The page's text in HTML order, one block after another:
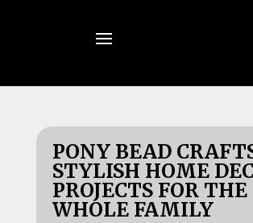
PONY BEAD
STYLISH HOME
PROJECTS FOR THE
WHOLE FAMILY